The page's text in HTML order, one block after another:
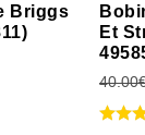
Briggs
Et
40.00